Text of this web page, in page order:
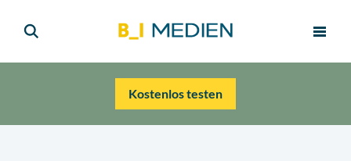
Kostenlos testen